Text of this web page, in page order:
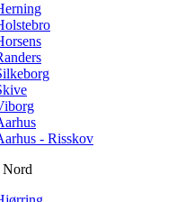
- Risskov
Nord